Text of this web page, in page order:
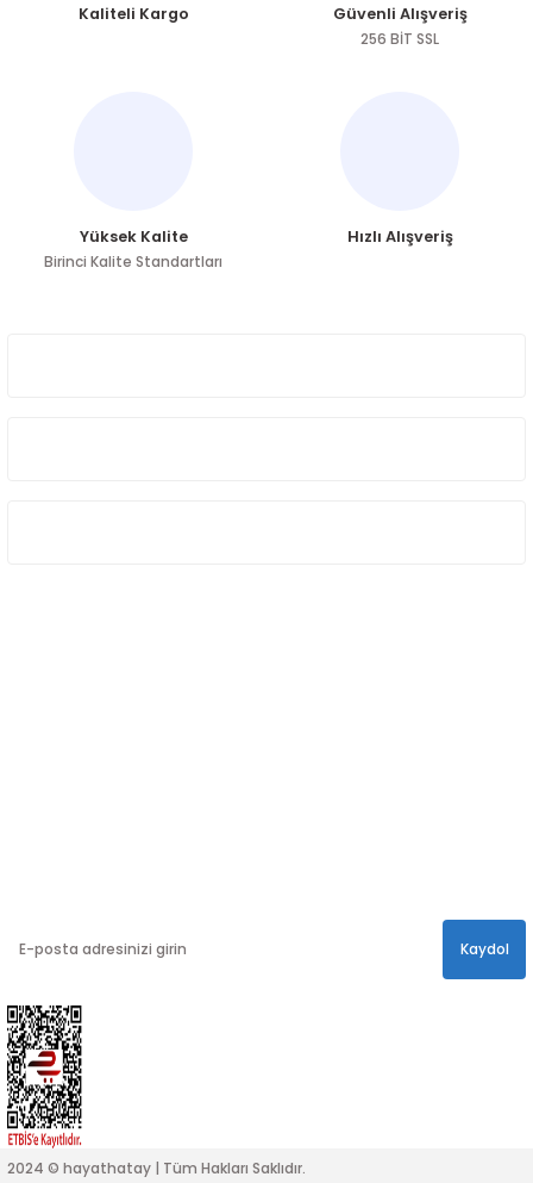
Ürün açıklamasında eksik bilgiler bulunuyor.
Kaliteli Kargo Güvenli Alışveriş
256 BİT SSL
Yüksek Kalite
Birinci Kalite Standartları
Hızlı Alışveriş
Kaydol
2024 © hayathatay | Tüm Hakları Saklıdır.